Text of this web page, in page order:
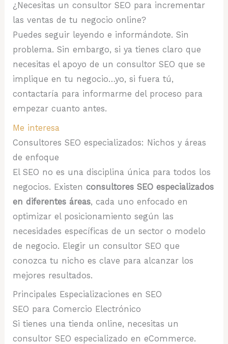
¿Necesitas un consultor SEO para incrementar
las ventas de tu negocio online?
Puedes seguir leyendo e informándote. Sin
problema. Sin embargo, si ya tienes claro que
necesitas el apoyo de un consultor SEO que se
implique en tu negocio…yo, si fuera tú,
contactaría para informarme del proceso para
empezar cuanto antes.
Me interesa
Consultores SEO especializados: Nichos y áreas
de enfoque
El SEO no es una disciplina única para todos los
negocios. Existenconsultores SEO especializados
en diferentes áreas, cada uno enfocado en
optimizar el posicionamiento según las
necesidades específicas de un sector o modelo
de negocio. Elegir un consultor SEO que
conozca tu nicho es clave para alcanzar los
mejores resultados.
Principales Especializaciones en SEO
SEO para Comercio Electrónico
Si tienes una tienda online, necesitas un
consultor SEO especializado en eCommerce.